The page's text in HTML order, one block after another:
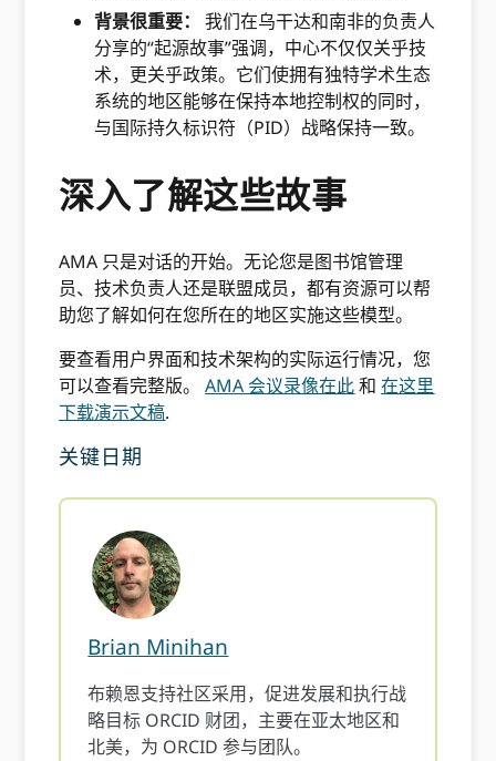
背景很重要：
我们在乌干达和南非的负责人
分享的“起源故事”强调，中心不仅仅关乎技
术，更关乎政策。它们使拥有独特学术生态
系统的地区能够在保持本地控制权的同时，
与国际持久标识符（PID）战略保持一致。
深入了解这些故事
AMA 只是对话的开始。无论您是图书馆管理
员、技术负责人还是联盟成员，都有资源可以帮
助您了解如何在您所在的地区实施这些模型。
要查看用户界面和技术架构的实际运行情况，您
可以查看完整版。AMA 会议录像在此和在这里
下载演示文稿.
关键日期
Brian Minihan
布赖恩支持社区采用，促进发展和执行战
略目标 ORCID 财团，主要在亚太地区和
北美，为 ORCID 参与团队。